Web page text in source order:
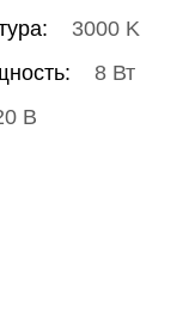
3000 K
8 Вт
В